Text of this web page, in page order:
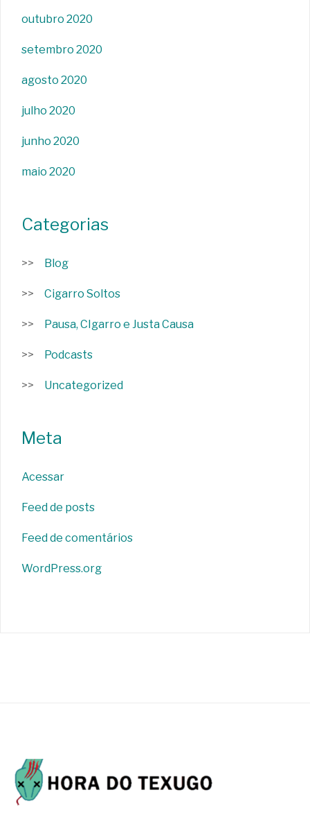
outubro 2020
setembro 2020
agosto 2020
julho 2020
junho 2020
maio 2020
Categorias
Blog
Cigarro Soltos
Pausa, CIgarro e Justa Causa
Podcasts
Uncategorized
Meta
Acessar
Feed de posts
Feed de comentários
WordPress.org